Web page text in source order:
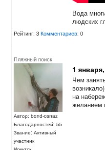
Вода
людских
Рейтинг: 3Комментариев: 0
Пляжный поиск
Автор: bond-osnaz
Благодарностей: 55
Звание: Активный
участник
1
Чем
на
желанием